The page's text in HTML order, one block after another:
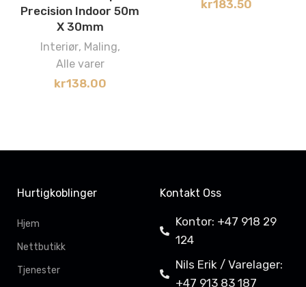
Precision Indoor 50m
X 30mm
Interiør, Maling,
Alle varer
kr138.00
kr183.50
Hurtigkoblinger
Hjem
Nettbutikk
Tjenester
Kontakt Oss
Kontor: +47 918 29
124
Nils Erik / Varelager:
+47 913 83 187